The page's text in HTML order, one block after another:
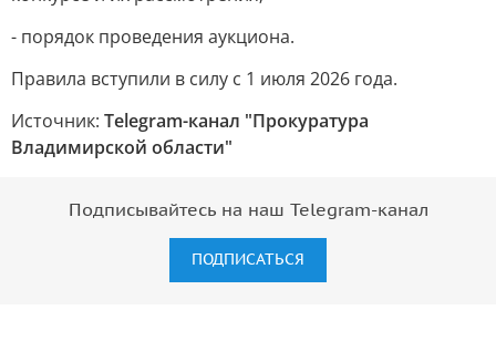
- порядок проведения аукциона.
Правила вступили в силу с 1 июля 2026 года.
Источник: Telegram-канал "Прокуратура
Владимирской области"
Подписывайтесь на наш Telegram-канал
ПОДПИСАТЬСЯ